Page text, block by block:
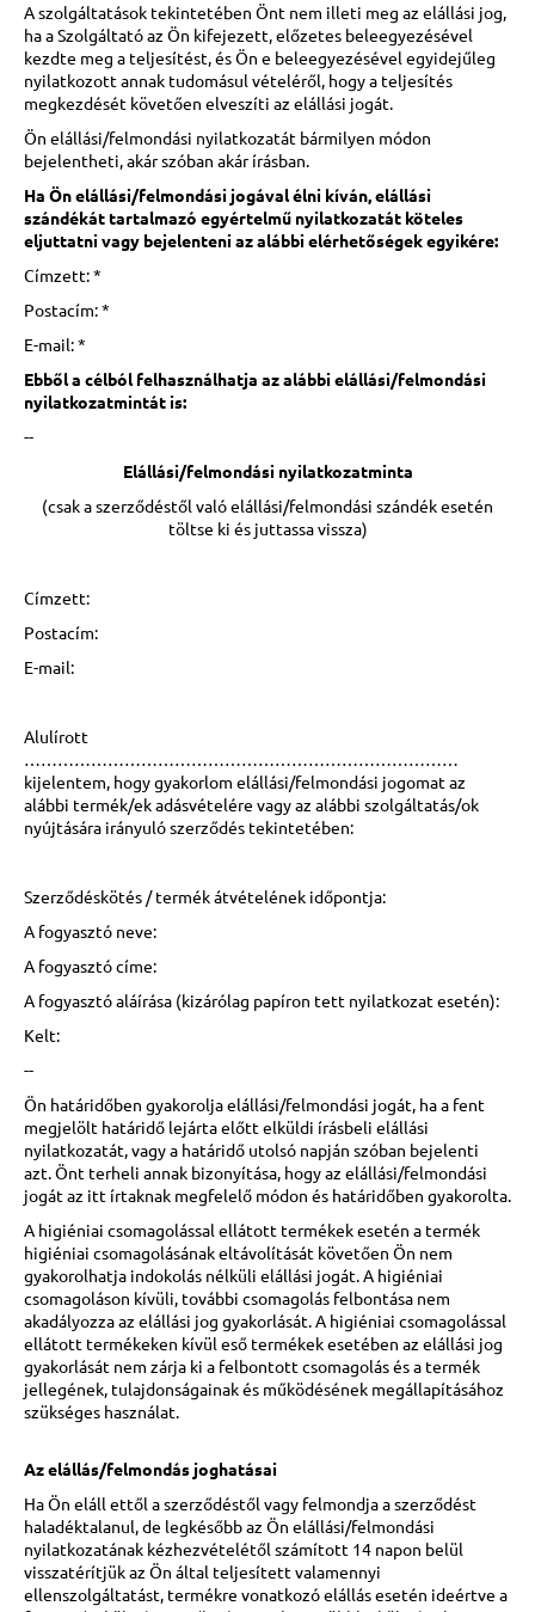
A szolgáltatások tekintetében Önt nem illeti meg az elállási jog,
ha a Szolgáltató az Ön kifejezett, előzetes beleegyezésével
kezdte meg a teljesítést, és Ön e beleegyezésével egyidejűleg
nyilatkozott annak tudomásul vételéről, hogy a teljesítés
megkezdését követően elveszíti az elállási jogát.
Ön elállási/felmondási nyilatkozatát bármilyen módon
bejelentheti, akár szóban akár írásban.
Ha Ön elállási/felmondási jogával élni kíván, elállási
szándékát tartalmazó egyértelmű nyilatkozatát köteles
eljuttatni vagy bejelenteni az alábbi elérhetőségekegyikére:
Címzett: *
Postacím: *
E-mail: *
Ebből a célból felhasználhatja az alábbi elállási/felmondási
nyilatkozatmintát is:
--
Elállási/felmondási nyilatkozatminta
(csak a szerződéstől való elállási/felmondási szándék esetén
töltse ki és juttassa vissza)
Címzett:
Postacím:
E-mail:
Alulírott
……………………………………………………………………
kijelentem, hogy gyakorlom elállási/felmondási jogomat az
alábbi termék/ek adásvételére vagy az alábbi szolgáltatás/ok
nyújtására irányuló szerződés tekintetében:
Szerződéskötés / termék átvételének időpontja:
A fogyasztó neve:
A fogyasztó címe:
A fogyasztó aláírása (kizárólag papíron tett nyilatkozat esetén):
Kelt:
--
Ön határidőben gyakorolja elállási/felmondási jogát, ha a fent
megjelölt határidő lejárta előtt elküldi írásbeli elállási
nyilatkozatát, vagy a határidő utolsó napján szóban bejelenti
azt. Önt terheli annak bizonyítása, hogy az elállási/felmondási
jogát az itt írtaknak megfelelő módon és határidőben gyakorolta.
A higiéniai csomagolással ellátott termékek esetén a termék
higiéniai csomagolásának eltávolítását követően Ön nem
gyakorolhatja indokolás nélküli elállási jogát. A higiéniai
csomagoláson kívüli, további csomagolás felbontása nem
akadályozza az elállási jog gyakorlását. A higiéniai csomagolással
ellátott termékeken kívül eső termékek esetében az elállási jog
gyakorlását nem zárja ki a felbontott csomagolás és a termék
jellegének, tulajdonságainak és működésének megállapításához
szükséges használat.
Az elállás/felmondás joghatásai
Ha Ön eláll ettől a szerződéstől vagy felmondja a szerződést
haladéktalanul, de legkésőbb az Ön elállási/felmondási
nyilatkozatának kézhezvételétől számított 14 napon belül
visszatérítjük az Ön által teljesített valamennyi
ellenszolgáltatást, termékre vonatkozó elállás esetén ideértve a